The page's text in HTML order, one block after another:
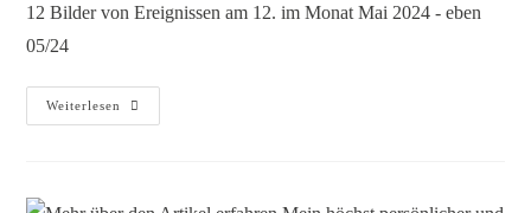
12 Bilder von Ereignissen am 12. im Monat Mai 2024 - eben
05/24
Weiterlesen